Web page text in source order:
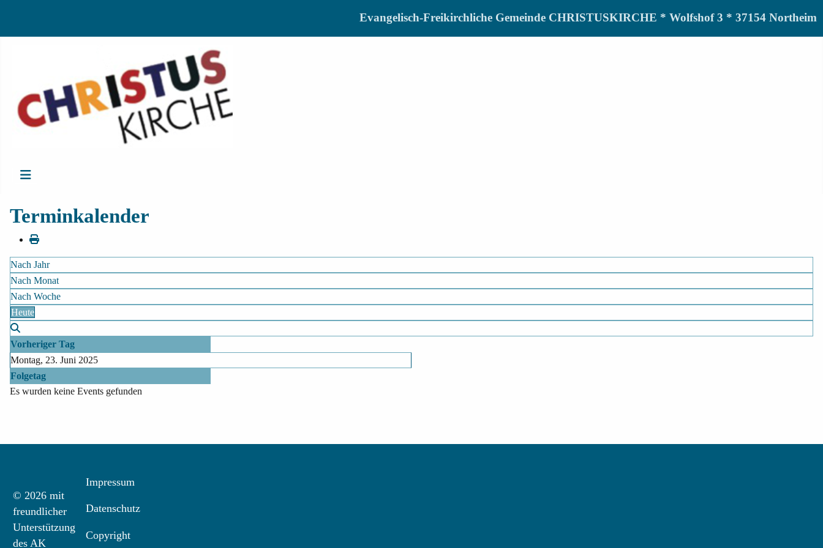
Evangelisch-Freikirchliche Gemeinde CHRISTUSKIRCHE * Wolfshof 3 * 37154 Northeim
Terminkalender
Nach Jahr
Nach Monat
Nach Woche
Heute
Vorheriger Tag
Montag, 23. Juni 2025
Folgetag
Es wurden keine Events gefunden
© 2026 mit
freundlicher
Unterstützung
des AK
Impressum
Datenschutz
Copyright